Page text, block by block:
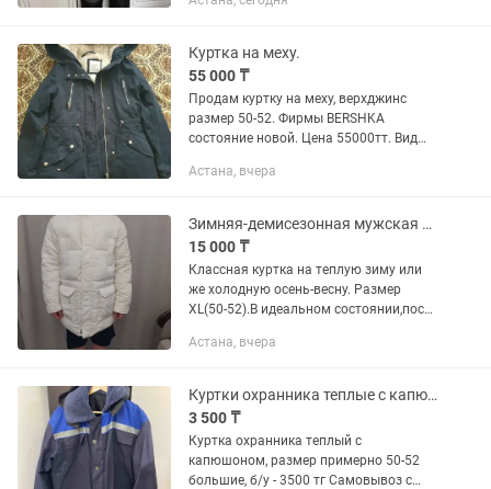
удобный. Светоотражающие полосы,
состояние новое, с бирками....
Куртка на меху.
55 000 ₸
Продам куртку на меху, верхджинс
размер 50-52. Фирмы BERSHKA
состояние новой. Цена 55000тт. Вид
Астана, вчера
Зимняя-демисезонная мужская куртка
15 000 ₸
Классная куртка на теплую зиму или
же холодную осень-весну. Размер
XL(50-52).В идеальном состоянии,после
KOTON. Уступлю за доставку немного
Астана, вчера
Куртки охранника теплые с капюшоном за
3 500 ₸
Куртка охранника теплый с
капюшоном, размер примерно 50-52
большие, б/у - 3500 тг Самовывоз с